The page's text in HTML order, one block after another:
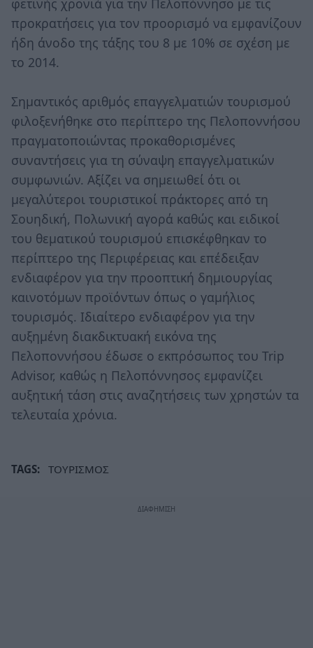
προκρατήσεις για τον προορισμό να εμφανίζουν
ήδη άνοδο της τάξης του 8 με 10% σε σχέση με
το 2014.
Σημαντικός αριθμός επαγγελματιών τουρισμού
φιλοξενήθηκε στο περίπτερο της Πελοποννήσου
πραγματοποιώντας προκαθορισμένες
συναντήσεις για τη σύναψη επαγγελματικών
συμφωνιών. Αξίζει να σημειωθεί ότι οι
μεγαλύτεροι τουριστικοί πράκτορες από τη
Σουηδική, Πολωνική αγορά καθώς και ειδικοί
του θεματικού τουρισμού επισκέφθηκαν το
περίπτερο της Περιφέρειας και επέδειξαν
ενδιαφέρον για την προοπτική δημιουργίας
καινοτόμων προϊόντων όπως ο γαμήλιος
τουρισμός. Ιδιαίτερο ενδιαφέρον για την
αυξημένη διακδικτυακή εικόνα της
Πελοποννήσου έδωσε ο εκπρόσωπος του Trip
Advisor, καθώς η Πελοπόννησος εμφανίζει
αυξητική τάση στις αναζητήσεις των χρηστών τα
τελευταία χρόνια.
TAGS: ΤΟΥΡΙΣΜΟΣ